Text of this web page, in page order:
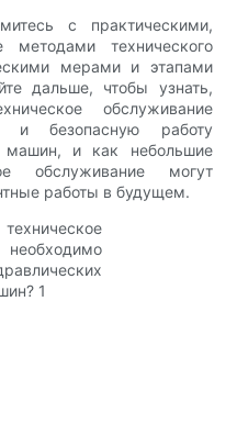
с практическими,
технического
мерами и этапами
дальше, чтобы узнать,
обслуживание
и безопасную работу
машин, и как небольшие
обслуживание могут
работы в будущем.